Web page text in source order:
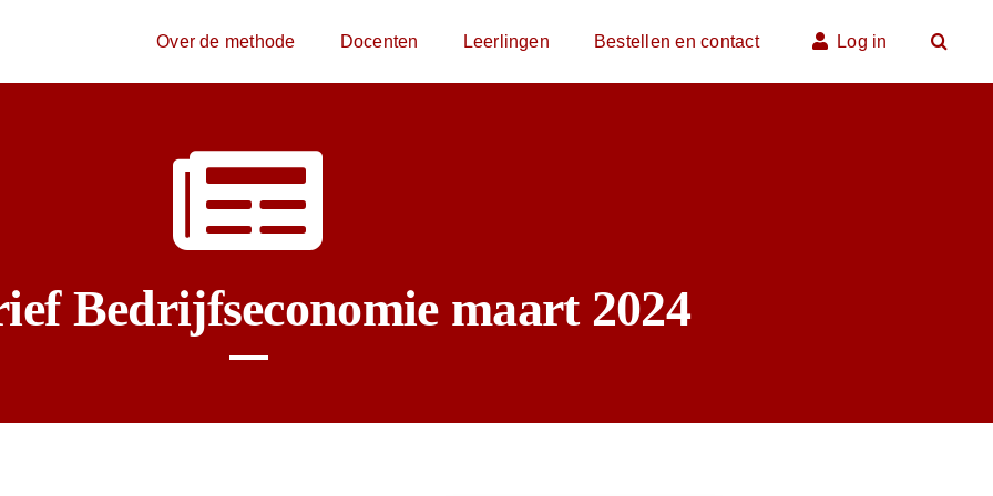
Over de methode Docenten Leerlingen Bestellen en contact Log in
Bedrijfseconomie maart 2024